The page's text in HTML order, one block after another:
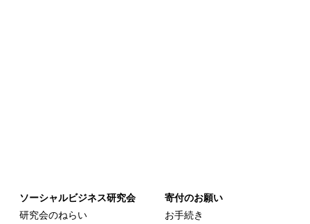
ソーシャルビジネス研究会
研究会のねらい
寄付のお願い
お手続き